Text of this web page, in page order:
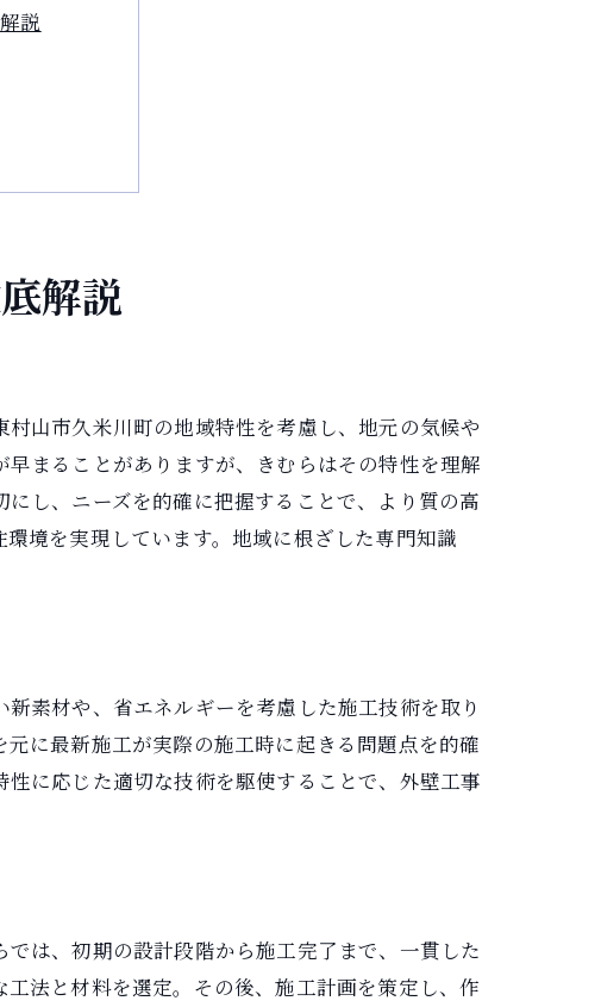
説
解説
山市久米川町の地域特性を考慮し、地元の気候や
まることがありますが、きむらはその特性を理解
し、ニーズを的確に把握することで、より質の高
境を実現しています。地域に根ざした専門知識
素材や、省エネルギーを考慮した施工技術を取り
に最新施工が実際の施工時に起きる問題点を的確
に応じた適切な技術を駆使することで、外壁工事
は、初期の設計段階から施工完了まで、一貫した
法と材料を選定。その後、施工計画を策定し、作